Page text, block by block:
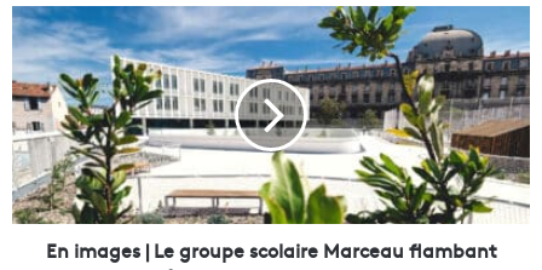
o
n
s
o
b
t
i
e
n
E
n
i
m
a
g
e
s
|
En images | Le groupe scolaire Marceau flambant